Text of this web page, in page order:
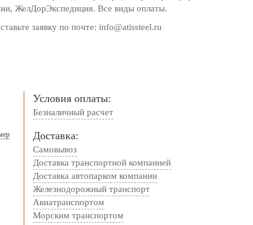
ЖелДорЭкспедиция. Все виды оплаты.
заявку по почте: info@atissteel.ru
Условия оплаты:
Безналичный расчет
Доставка:
Самовывоз
Доставка транспортной компанией
Доставка автопарком компании
Железнодорожный транспорт
Авиатранспортом
Морским транспортом